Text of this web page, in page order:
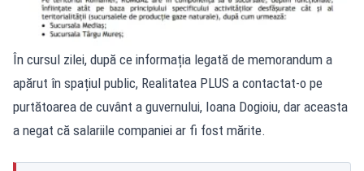
În cursul zilei, după ce informația legată de memorandum a
apărut în spațiul public, Realitatea PLUS a contactat-o pe
purtătoarea de cuvânt a guvernului, Ioana Dogioiu, dar aceasta
a negat că salariile companiei ar fi fost mărite.